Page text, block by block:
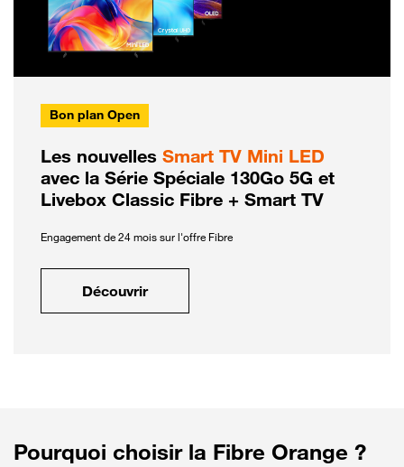
Bon plan Open
Les nouvelles Smart TV Mini LED
avec la Série Spéciale 130Go 5G et
Livebox Classic Fibre + Smart TV
Engagement de 24 mois sur l'offre Fibre
Découvrir
Pourquoi choisir la Fibre Orange ?